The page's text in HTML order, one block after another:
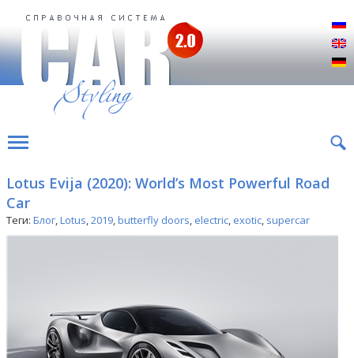
Lotus Evija (2020): World’s Most Powerful Road
Car
Теги: Блог,Lotus,2019,butterfly doors, electric, exotic, supercar